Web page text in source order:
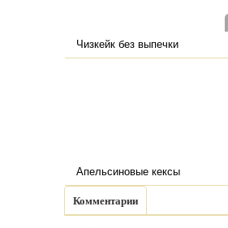
Чизкейк без выпечки
Апельсиновые кексы
Комментарии